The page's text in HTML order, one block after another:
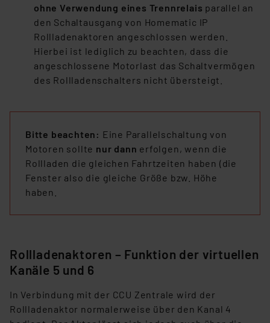
„Einige Drittanbieter verarbeiten personenbezogene
Daten in den USA. Ihre Einwilligung zur Einbindung von
Cookies dieser Drittanbieter umfasst daher ggf. auch
die Verarbeitung Ihrer Daten in den USA gemäß Art. 49
(1) lit. a DSGVO. Nähere Infos zu diesen Drittanbietern
dass die USA als Land mit unzureichendem
Datenschutz nach EU-Standards eingestuft wird. So
besteht etwa das Risiko, dass US-Behörden
personenbezogene Daten in
Überwachungsprogrammen verarbeiten, ohne dass
Europäischen Kommission sowie einer eigenen
Beurteilung der mit der Datenübermittlung,
insbesondere der Art der übermittelten Daten,
verbundenen Risiken.“
ohne Verwendung eines Trennrelais parallel an
den Schaltausgang von Homematic IP
Rollladenaktoren angeschlossen werden.
Hierbei ist lediglich zu beachten, dass die
angeschlossene Motorlast das Schaltvermögen
des Rollladenschalters nicht übersteigt.
Bitte beachten: Eine Parallelschaltung von
Motoren sollte nur dann erfolgen, wenn die
Rollladen die gleichen Fahrtzeiten haben (die
Fenster also die gleiche Größe bzw. Höhe
haben.
Rollladenaktoren – Funktion der virtuellen
Kanäle 5 und 6
In Verbindung mit der CCU Zentrale wird der
Rollladenaktor normalerweise über den Kanal 4